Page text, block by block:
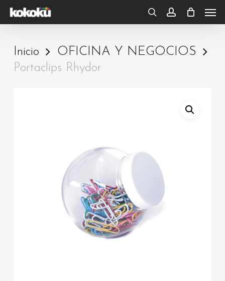
Skip
to
content
searchaccount
Inicio
OFICINA Y NEGOCIOS
Portaclips Rhydor